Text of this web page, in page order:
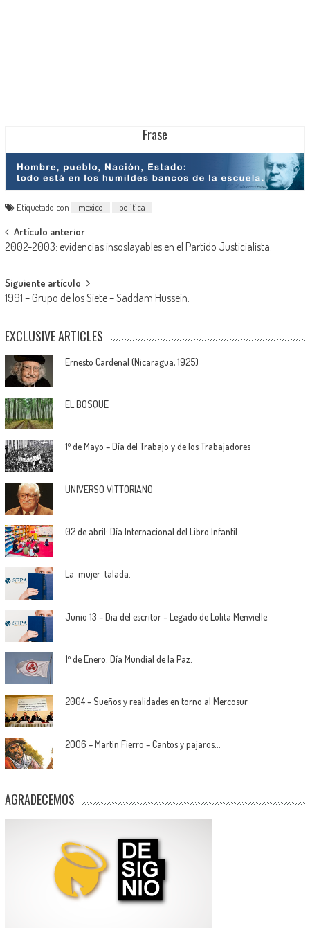
Frase
Etiquetado con mexico politica
Navegación
de
entradas
Artículo anterior
2002-2003: evidencias insoslayables en el Partido Justicialista.
Siguiente artículo
1991 – Grupo de los Siete – Saddam Hussein.
EXCLUSIVE ARTICLES
Ernesto Cardenal (Nicaragua, 1925)
EL BOSQUE
1º de Mayo – Día del Trabajo y de los Trabajadores
UNIVERSO VITTORIANO
02 de abril: Día Internacional del Libro Infantil.
La mujer talada.
Junio 13 – Dia del escritor – Legado de Lolita Menvielle
1º de Enero: Día Mundial de la Paz.
2004 – Sueños y realidades en torno al Mercosur
2006 – Martin Fierro – Cantos y pajaros…
AGRADECEMOS